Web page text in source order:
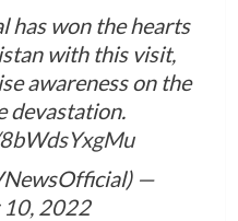
has won the hearts
with this visit,
awareness on the
devastation.
— PTV News (@PTVNewsOfficial)
10, 2022